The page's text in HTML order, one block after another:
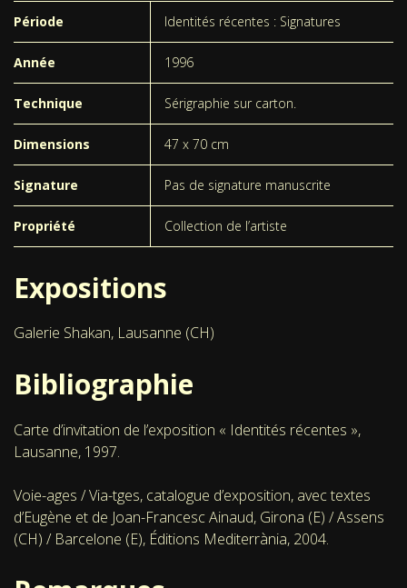
Période Identités récentes : Signatures
Année 1996
Technique Sérigraphie sur carton.
Dimensions 47 x 70 cm
Signature Pas de signature manuscrite
Propriété Collection de l’artiste
Expositions
Galerie Shakan, Lausanne (CH)
Bibliographie
Carte d’invitation de l’exposition « Identités récentes »,
Lausanne, 1997.
Voie-ages / Via-tges, catalogue d’exposition, avec textes
d’Eugène et de Joan-Francesc Ainaud, Girona (E) / Assens
(CH) / Barcelone (E), Éditions Mediterrània, 2004.